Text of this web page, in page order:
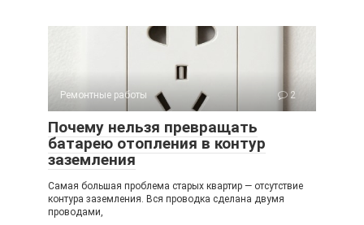
Ремонтные работы 2
Почему нельзя превращать
батарею отопления в контур
заземления
Самая большая проблема старых квартир — отсутствие
контура заземления. Вся проводка сделана двумя
проводами,